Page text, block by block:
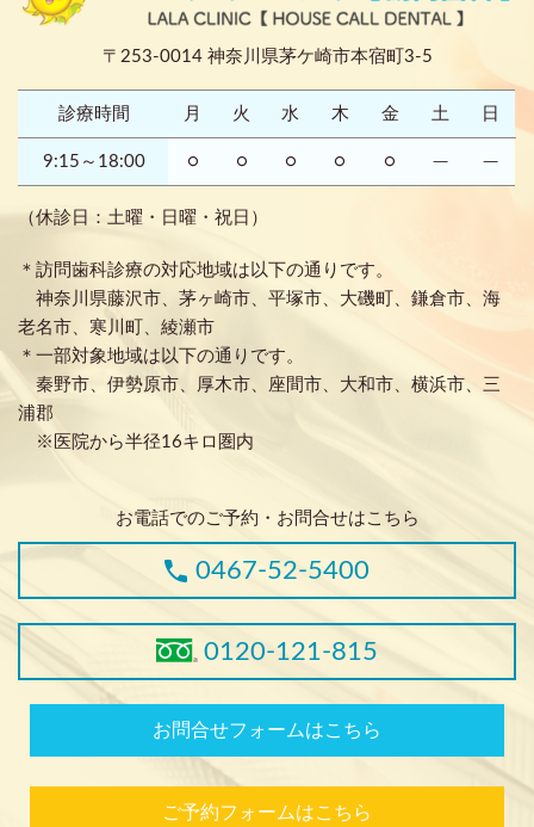
〒253-0014 神奈川県茅ケ崎市本宿町3-5
診療時間 月 火 水 木 金 土 日
9:15～18:00 ○ ○ ○ ○ ○ ─ ─
（休診日：土曜・日曜・祝日）
＊訪問歯科診療の対応地域は以下の通りです。
神奈川県藤沢市、茅ヶ崎市、平塚市、大磯町、鎌倉市、海
老名市、寒川町、綾瀬市
＊一部対象地域は以下の通りです。
秦野市、伊勢原市、厚木市、座間市、大和市、横浜市、三
浦郡
※医院から半径16キロ圏内
お電話でのご予約・お問合せはこちら
0467-52-5400
0120-121-815
お問合せフォームはこちら
ご予約フォームはこちら